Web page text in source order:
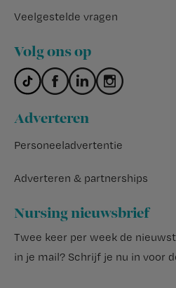
Veelgestelde vragen
Volg ons op
Adverteren
Personeeladvertentie
Adverteren & partnerships
Nursing nieuwsbrief
Twee keer per week de
in je mail? Schrijf je nu in voor